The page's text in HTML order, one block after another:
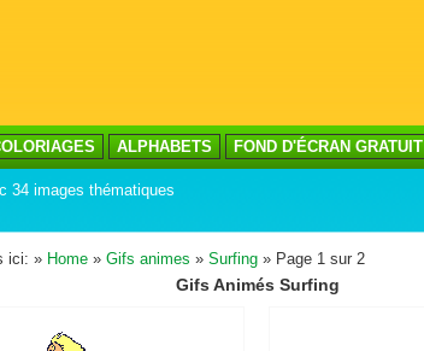
ALPHABETS FOND D'ÉCRAN GRATUIT
34 images thématiques
ici: » Home » Gifs animes » Surfing » Page 1 sur 2
Gifs Animés Surfing